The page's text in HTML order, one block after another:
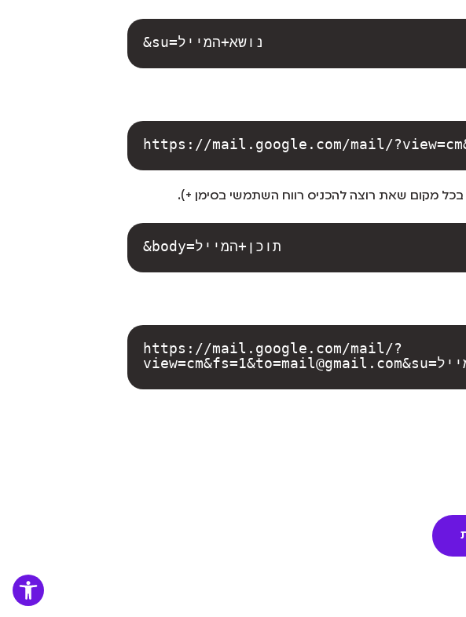
פתח
&su=נושא+המייל
בכל מקום שאת רוצה להכניס רווח השתמשי בסימן +).
&body=תוכן+המייל
https://mail.google.com/mail/?